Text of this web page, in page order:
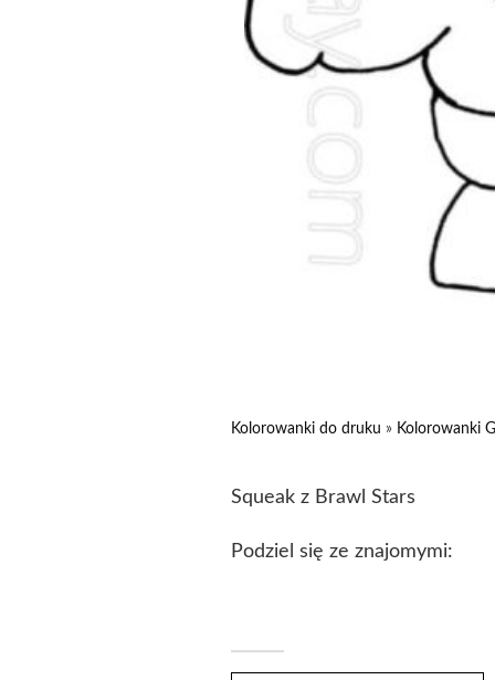
Kolorowanki do druku » Kolorowanki
Squeak z Brawl Stars
Podziel się ze znajomymi: